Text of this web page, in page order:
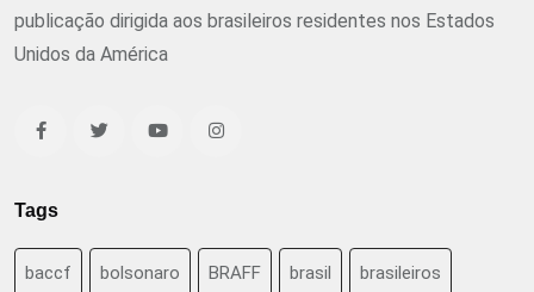
publicação dirigida aos brasileiros residentes nos Estados
Unidos da América
Tags
baccf bolsonaro BRAFF brasil brasileiros